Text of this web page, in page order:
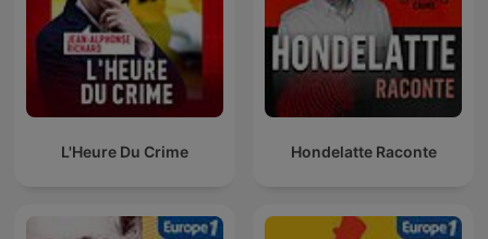
Hondelatte Raconte
L'Heure Du Crime